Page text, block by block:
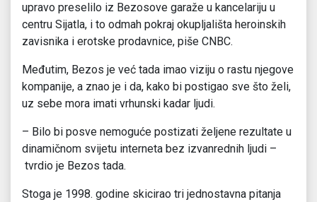
upravo preselilo iz Bezosove garaže u kancelariju u
centru Sijatla, i to odmah pokraj okupljališta heroinskih
zavisnika i erotske prodavnice, piše CNBC.
Međutim, Bezos je već tada imao viziju o rastu njegove
kompanije, a znao je i da, kako bi postigao sve što želi,
uz sebe mora imati vrhunski kadar ljudi.
– Bilo bi posve nemoguće postizati željene rezultate u
dinamičnom svijetu interneta bez izvanrednih ljudi –
tvrdio je Bezos tada.
Stoga je 1998. godine skicirao tri jednostavna pitanja